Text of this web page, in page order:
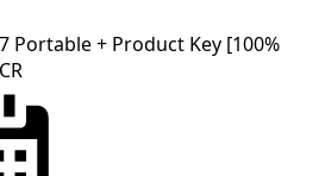
Portable + Product Key [100%